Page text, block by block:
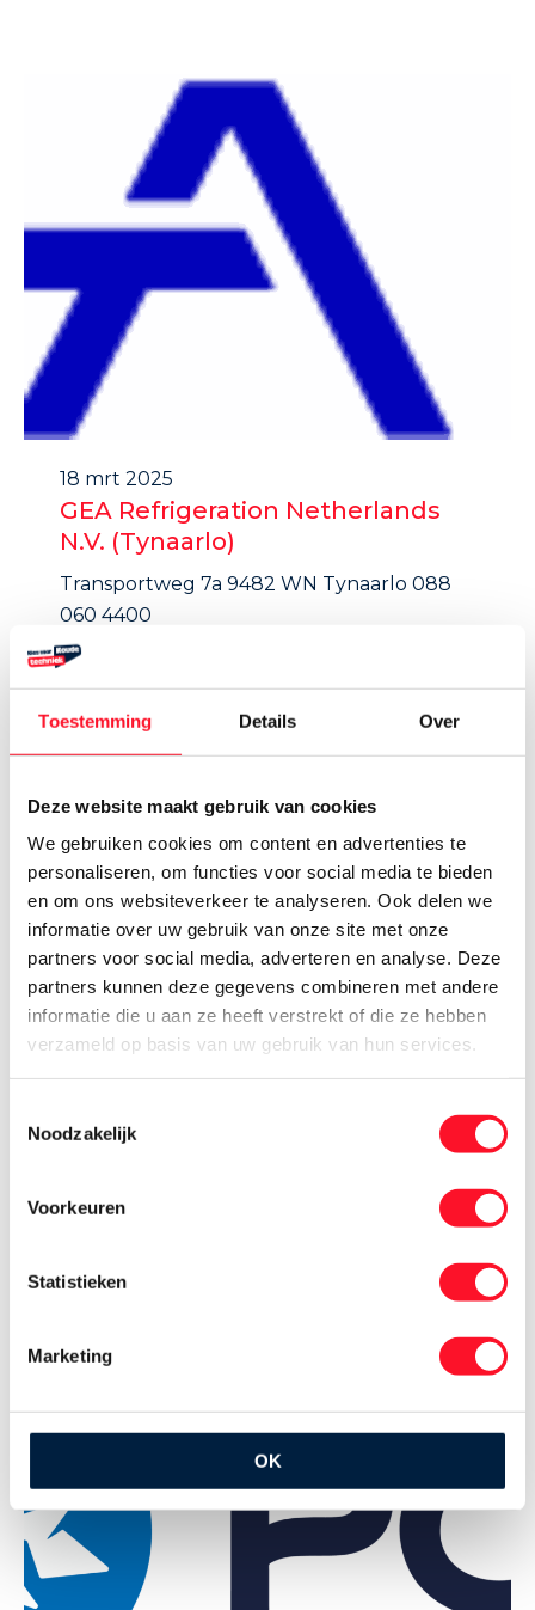
Toestemming Details Over
Deze website maakt gebruik van cookies
We gebruiken cookies om content en advertenties te
personaliseren, om functies voor social media te bieden
en om ons websiteverkeer te analyseren. Ook delen we
informatie over uw gebruik van onze site met onze
partners voor social media, adverteren en analyse. Deze
partners kunnen deze gegevens combineren met andere
informatie die u aan ze heeft verstrekt of die ze hebben
verzameld op basis van uw gebruik van hun services.
Noodzakelijk
Voorkeuren
Statistieken
Marketing
OK
18 mrt 2025
GEA Refrigeration Netherlands
N.V. (Tynaarlo)
Transportweg 7a 9482 WN Tynaarlo 088
060 4400
https://www.gea.com/nl/netherlands/
9482 WN Tynaarlo
Buitenvaart 1117 7905 SE Hoogeveen 0528
c.wortelboer@nijmeijerkoelt.nl Buitenvaart